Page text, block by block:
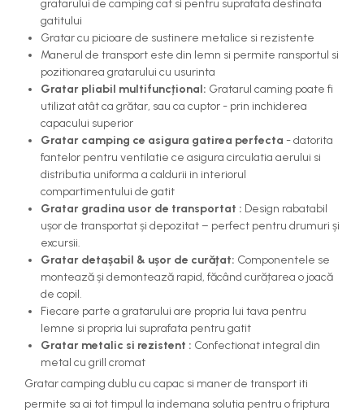
gratarului de camping cat si pentru suprafata destinata
gatitului
Gratar cu picioare de sustinere metalice si rezistente
Manerul de transport este din lemn si permite ransportul si
pozitionarea gratarului cu usurinta
Gratar pliabil multifuncțional: Gratarul caming poate fi
utilizat atât ca grătar, sau ca cuptor - prin inchiderea
capacului superior
Gratar camping ce asigura gatirea perfecta - datorita
fantelor pentru ventilatie ce asigura circulatia aerului si
distributia uniforma a caldurii in interiorul
compartimentului de gatit
Gratar gradina usor de transportat : Design rabatabil
ușor de transportat și depozitat – perfect pentru drumuri și
excursii.
Gratar detașabil & ușor de curățat: Componentele se
montează și demontează rapid, făcând curățarea o joacă
de copil.
Fiecare parte a gratarului are propria lui tava pentru
lemne si propria lui suprafata pentru gatit
Gratar metalic si rezistent : Confectionat integral din
metal cu grill cromat
Gratar camping dublu cu capac si maner de transport iti
permite sa ai tot timpul la indemana solutia pentru o friptura